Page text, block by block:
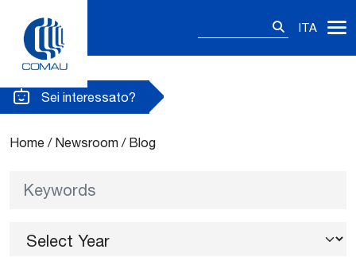
content
ITA
Blog
Sei interessato?
Home / Newsroom / Blog